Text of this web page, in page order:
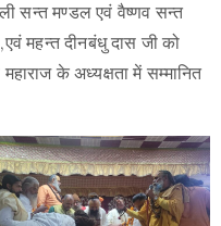
सन्त मण्डल एवं वैष्णव सन्त
महन्त दीनबंधु दास जी को
के अध्यक्षता में सम्मानित